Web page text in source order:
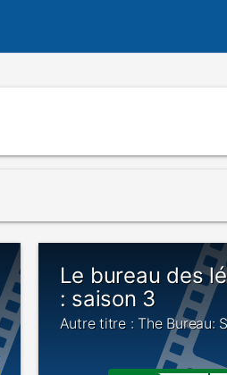
Le bureau des
: saison 3
Autre titre : The Bureau: